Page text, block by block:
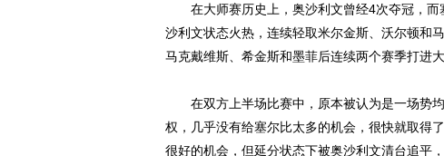
在大师赛历史上，奥沙利文曾经4次夺冠，而
沙利文状态火热，连续轻取米尔金斯、沃尔顿和
马克戴维斯、希金斯和墨菲后连续两个赛季打进大
在双方上半场比赛中，原本被认为是一场势均
权，几乎没有给塞尔比太多的机会，很快就取得
很好的机会，但延分状态下被奥沙利文清台追平